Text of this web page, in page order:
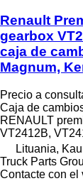
Renault
gearbox
caja de
Magnum,
Precio a
Caja de
RENAULT
VT2412B,
Lituania,
Truck Parts
Contacte con el